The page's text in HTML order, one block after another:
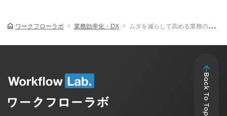
ワークフローラボ 業務効率化・DX ムダを減らして高める業務の「質」、ワークフローシステムで実現できる「見える化」とは
Back To Top